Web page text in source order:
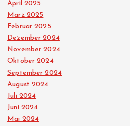
April 2025
März 2025
Februar 2025
Dezember 2024
November 2024
Oktober 2024
September 2024
August 2024
Juli 2024
Juni 2024
Mai 2024